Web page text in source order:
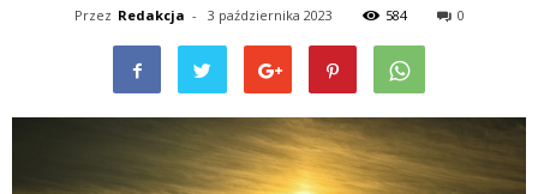
Przez Redakcja - 3 października 2023 584 0